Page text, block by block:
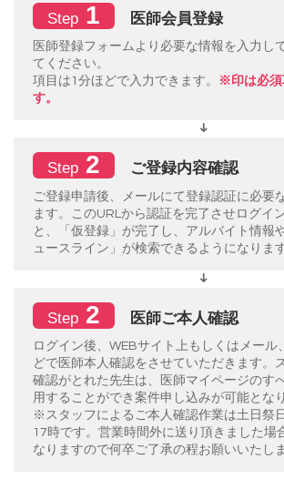
Step 1 医師会員登録
医師登録フォームより必要な情報を入力し
てください。
項目は1分ほどで入力できます。
※印は必須
す。
Step 2 ご登録内容確認
ご登録申請後、メールにて登録認証に必要
ます。このURLから認証を完了させログイ
と、「仮登録」が完了し、アルバイト情報
ュースライン」が検索できるようになります
Step 2 医師ご本人確認
ログイン後、WEBサイト上もしくはメール
どで医師本人確認をさせていただきます。
確認がとれた先生は、医師マイページのす
用することができ案件申し込みが可能とな
※スタッフによるご本人確認作業は土日祭
17時です。営業時間外に送り頂きました場
なりますので何卒ご了承の程お願いいたし